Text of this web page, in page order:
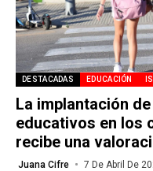
DESTACADAS EDUCACIÓN
La implantación
educativos en los
recibe una
Juana Cifre 7 De Abril De